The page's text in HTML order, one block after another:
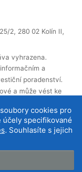
2, 280 02 Kolín II,
vyhrazena.
a
poradenství.
a může vést ke
Pokud přes ně
které můžeme web
pro vás to nemá
cookies pro
účely specifikované
. Souhlasíte s jejich